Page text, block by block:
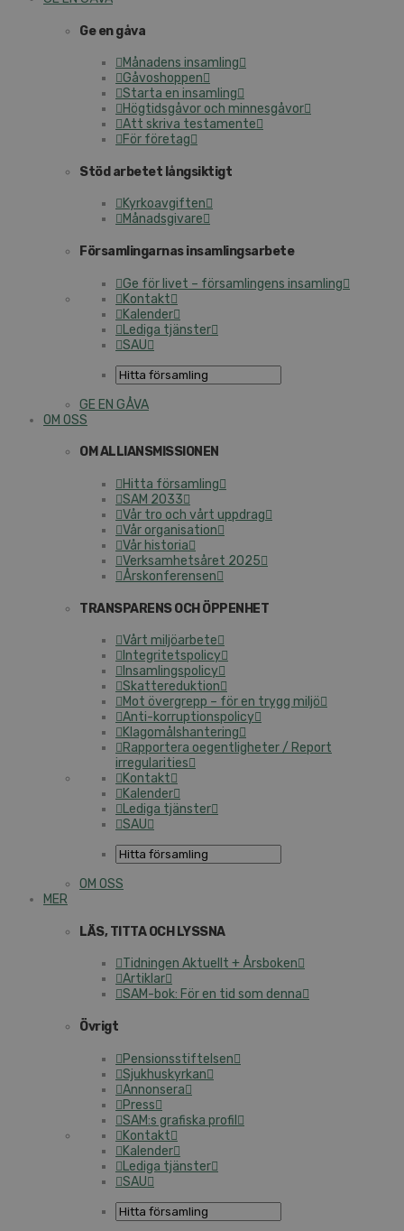
Ge en gåva
Månadens insamling
Gåvoshoppen
Starta en insamling
Högtidsgåvor och minnesgåvor
Att skriva testamente
För företag
Stöd arbetet långsiktigt
Kyrkoavgiften
Månadsgivare
Församlingarnas insamlingsarbete
Ge för livet – församlingens insamling
Kontakt
Kalender
Lediga tjänster
SAU
GE EN GÅVA
OM OSS
OM ALLIANSMISSIONEN
Hitta församling
SAM 2033
Vår tro och vårt uppdrag
Vår organisation
Vår historia
Verksamhetsåret 2025
Årskonferensen
TRANSPARENS OCH ÖPPENHET
Vårt miljöarbete
Integritetspolicy
Insamlingspolicy
Skattereduktion
Mot övergrepp – för en trygg miljö
Anti-korruptionspolicy
Klagomålshantering
Rapportera oegentligheter / Report
irregularities
Kontakt
Kalender
Lediga tjänster
SAU
OM OSS
MER
LÄS, TITTA OCH LYSSNA
Tidningen Aktuellt + Årsboken
Artiklar
SAM-bok: För en tid som denna
Övrigt
Pensionsstiftelsen
Sjukhuskyrkan
Annonsera
Press
SAM:s grafiska profil
Kontakt
Kalender
Lediga tjänster
SAU